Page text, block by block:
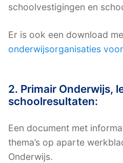
schoolvestigingen en
Er is ook een download
onderwijsorganisaties
2. Primair Onderwijs,
schoolresultaten:
Een document met
thema’s op aparte
Onderwijs.